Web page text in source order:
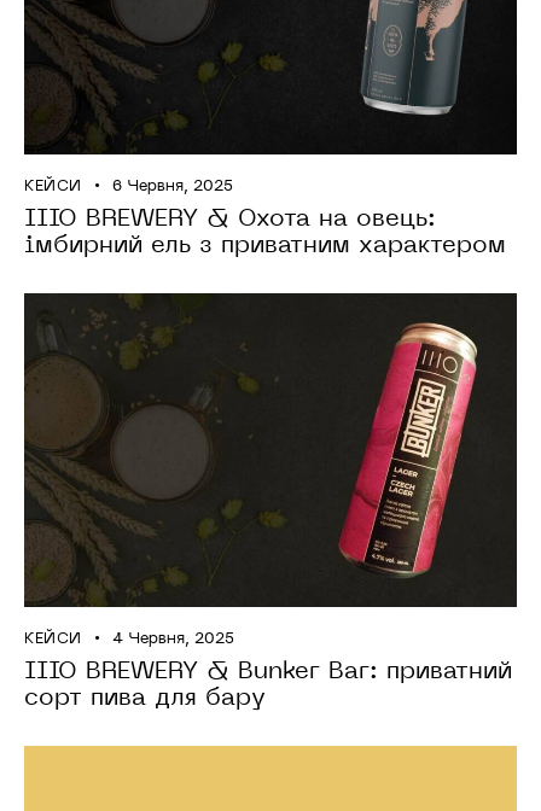
КЕЙСИ 6 Червня, 2025
IIIO BREWERY & Охота на овець:
імбирний ель з приватним характером
КЕЙСИ 4 Червня, 2025
IIIO BREWERY & Bunker Bar: приватний
сорт пива для бару